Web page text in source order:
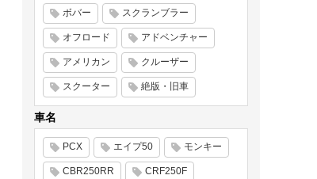
ボバー スクランブラー
オフロード アドベンチャー
アメリカン クルーザー
スクーター 絶版・旧車
車名
PCX エイプ50 モンキー
CBR250RR CRF250F